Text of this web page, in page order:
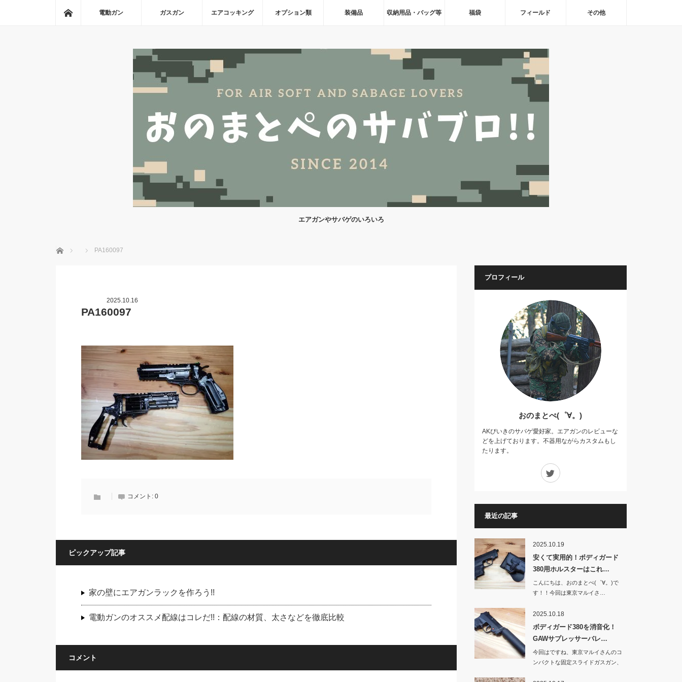
ホーム電動ガン ガスガン エアコッキング オプション類 装備品 収納用品・バッグ等 福袋 フィールド その他
エアガンやサバゲのいろいろ
ホーム PA160097
2025.10.16
PA160097
コメント: 0
ピックアップ記事
家の壁にエアガンラックを作ろう!!
電動ガンのオススメ配線はコレだ!!：配線の材質、太さなどを徹底比較
コメント
プロフィール
おのまとぺ(゜∀。)
AKびいきのサバゲ愛好家。エアガンのレビューな
どを上げております。不器用ながらカスタムもし
たります。
最近の記事
2025.10.19
安くて実用的！ボディガード
380用ホルスターはこれ…
こんにちは、おのまとぺ(゜∀。)で
す！！今回は東京マルイさ…
2025.10.18
ボディガード380を消音化！
GAWサプレッサーバレ…
今回はですね、東京マルイさんのコ
ンパクトな固定スライドガスガン、